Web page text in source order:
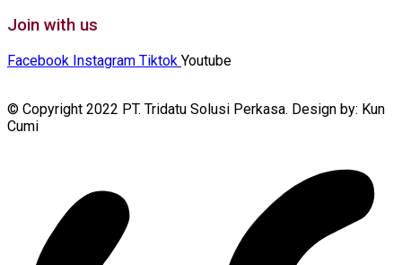
Join with us
Facebook Instagram Tiktok Youtube
© Copyright 2022 PT. Tridatu Solusi Perkasa. Design by: Kun
Cumi